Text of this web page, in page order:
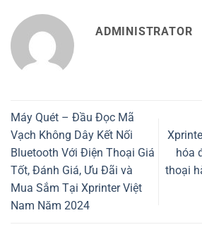
ADMINISTRATOR
Máy Quét – Đầu Đọc Mã
Vạch Không Dây Kết Nối
Bluetooth Với Điện Thoại Giá
Tốt, Đánh Giá, Ưu Đãi và
Mua Sắm Tại Xprinter Việt
Nam Năm 2024
hóa
thoại